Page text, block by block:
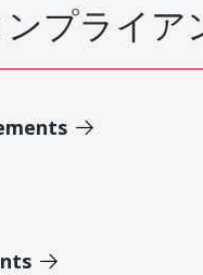
プライア